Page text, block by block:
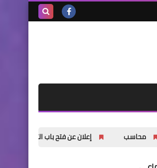
إعلان عن فتح باب التسجيل للشباب والشابات